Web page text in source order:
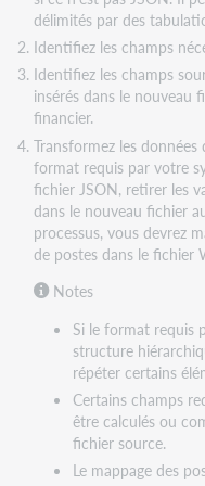
délimités par des
Identifiez les champs
Identifiez les champs
insérés dans le nouveau
financier.
Transformez les
format requis par votre
fichier JSON, retirer les
dans le nouveau fichier
processus, vous devrez
de postes dans le fichier
Notes
Si le format requis
structure
répéter certains
Certains champs
être calculés ou
fichier source.
Le mappage des